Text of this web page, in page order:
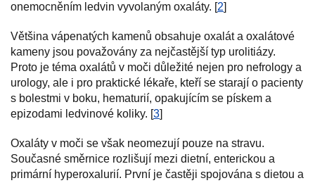
onemocněním ledvin vyvolaným oxaláty. [2]
Většina vápenatých kamenů obsahuje oxalát a oxalátové
kameny jsou považovány za nejčastější typ urolitiázy.
Proto je téma oxalátů v moči důležité nejen pro nefrology a
urology, ale i pro praktické lékaře, kteří se starají o pacienty
s bolestmi v boku, hematurií, opakujícím se pískem a
epizodami ledvinové koliky. [3]
Oxaláty v moči se však neomezují pouze na stravu.
Současné směrnice rozlišují mezi dietní, enterickou a
primární hyperoxalurií. První je častěji spojována s dietou a